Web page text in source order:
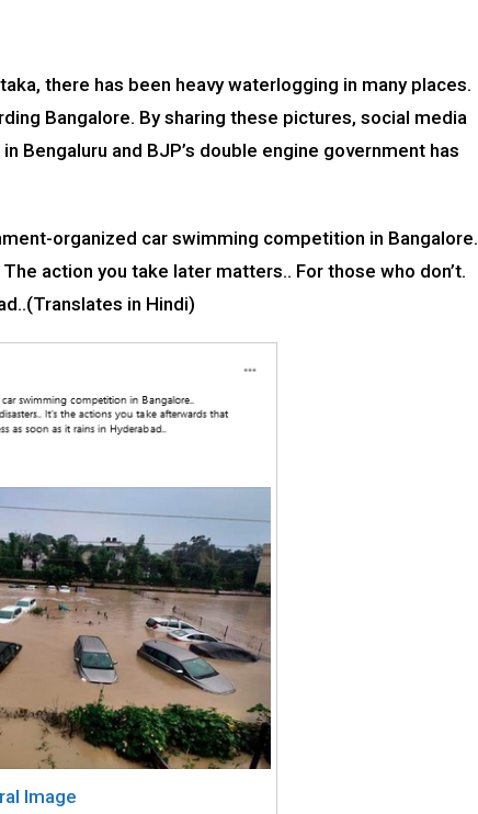
there has been heavy waterlogging in many places.
Bangalore. By sharing these pictures, social media
Bengaluru and BJP’s double engine government has
organized car swimming competition in Bangalore.
action you take later matters.. For those who don’t.
in Hindi)
Image